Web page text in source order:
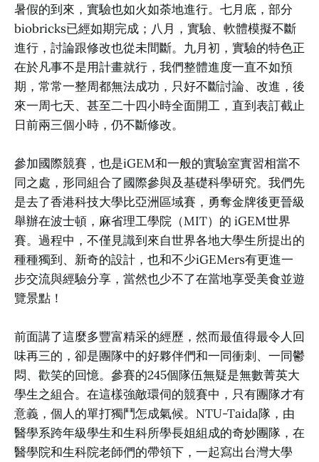
暑假的到來，實驗也如火如荼地進行。七月底，部分
biobricks已經如期完成；八月，實驗、軟體模擬不斷
進行，討論跟修改也從未間斷。九月初，實驗的特色正
在於凡事不是用計畫就行，我們整體進度一直不如預
期，常常一整周都無法成功，只好不斷討論、改進，後
來一周七天、甚至二十四小時全面開工，直到表訂截止
日前兩三個小時，仍不斷修改。
參加國際競賽，也是iGEM和一般的實驗室實習相當不
同之處，形同組合了國際參與及基礎科學研究。我們先
是去了香港科技大學比亞洲區域賽，勇奪金牌後更晉級
舉辦在波士頓，麻省理工學院（MIT）的 iGEM世界
賽。過程中，不僅見識到來自世界各地大學生所提出的
種種獨到、新奇的設計，也和不少iGEMers有更進一
步交流與經驗分享，當然也少不了在當地享受美食並遊
覽景點！
前面講了這麼多豐富精采的經歷，然而最值得最令人回
味再三的，卻是團隊中的好夥伴們和一同衝刺、一同鬱
悶、歡笑的回憶。參賽的245個隊伍無疑是無數菁英大
學生之組合。在這樣強敵環伺的競賽中，只有團隊才有
意義，個人的單打獨鬥怎成氣候。NTU-Taida隊，由
醫學系跨年級學生和生科所學長姐組成的奇妙團隊，在
醫學院和生科院老師們的帶領下，一起寫出台灣大學